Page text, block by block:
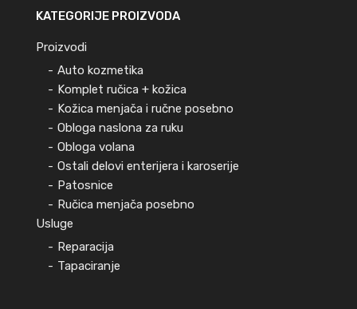
KATEGORIJE PROIZVODA
Proizvodi
Auto kozmetika
Komplet ručica + kožica
Kožica menjača i ručne posebno
Obloga naslona za ruku
Obloga volana
Ostali delovi enterijera i karoserije
Patosnice
Ručica menjača posebno
Usluge
Reparacija
Tapaciranje